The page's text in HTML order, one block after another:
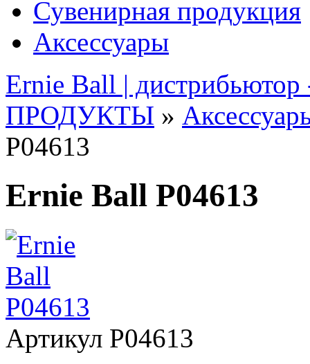
Сувенирная продукция
Аксессуары
Ernie Ball | дистрибьютор
ПРОДУКТЫ »
P04613
Ernie Ball P04613
Артикул P04613